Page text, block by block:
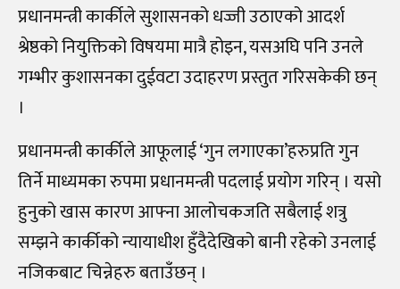
प्रधानमन्त्री कार्कीले सुशासनको धज्जी उठाएको आदर्श
श्रेष्ठको नियुक्तिको विषयमा मात्रै होइन, यसअघि पनि उनले
गम्भीर कुशासनका दुईवटा उदाहरण प्रस्तुत गरिसकेकी छन्
।
प्रधानमन्त्री कार्कीले आफूलाई ‘गुन लगाएका’हरुप्रति गुन
तिर्ने माध्यमका रुपमा प्रधानमन्त्री पदलाई प्रयोग गरिन् । यसो
हुनुको खास कारण आफ्ना आलोचकजति सबैलाई शत्रु
सम्झने कार्कीको न्यायाधीश हुँदैदेखिको बानी रहेको उनलाई
नजिकबाट चिन्नेहरु बताउँछन् ।